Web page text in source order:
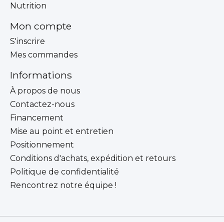
Nutrition
Mon compte
S'inscrire
Mes commandes
Informations
À propos de nous
Contactez-nous
Financement
Mise au point et entretien
Positionnement
Conditions d'achats, expédition et retours
Politique de confidentialité
Rencontrez notre équipe !